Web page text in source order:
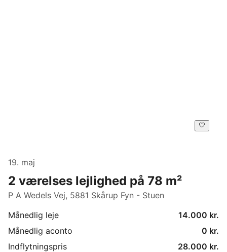
19. maj
2 værelses lejlighed på 78 m²
P A Wedels Vej, 5881 Skårup Fyn - Stuen
Månedlig leje
14.000 kr.
Månedlig aconto
0 kr.
Indflytningspris
28.000 kr.